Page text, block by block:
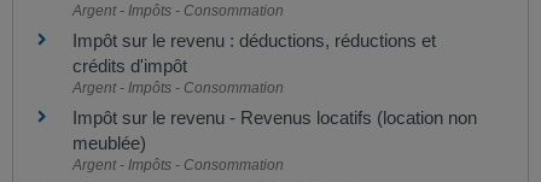
Argent - Impôts - Consommation
Impôt sur le revenu : déductions, réductions et
crédits d'impôt
Argent - Impôts - Consommation
Impôt sur le revenu - Revenus locatifs (location non
meublée)
Argent - Impôts - Consommation